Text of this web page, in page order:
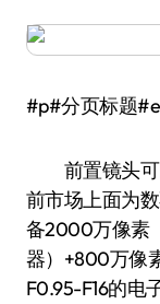
#p#分页标题
前置镜头可
前市场上面为
备2000万像素
器）+800万像
F0.95-F16的电